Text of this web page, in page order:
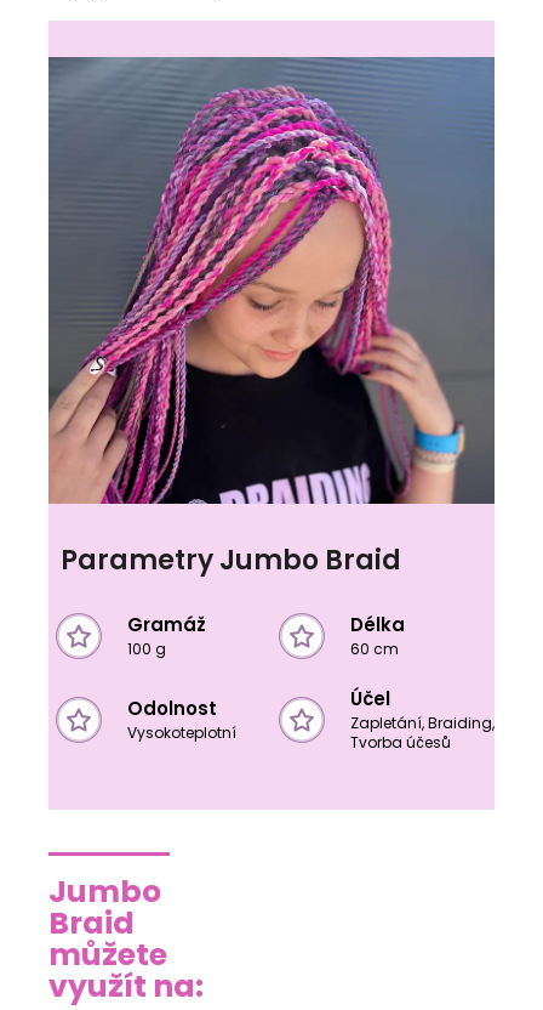
Parametry Jumbo Braid
Gramáž
100 g
Délka
60 cm
Odolnost
Vysokoteplotní
Účel
Zapletání, Braiding,
Tvorba účesů
Jumbo
Braid
můžete
využít na: